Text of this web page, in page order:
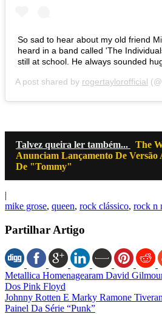
So sad to hear about my old friend
heard in a band called 'The
still at school. He always sounded
A post shared by rogertaylorofficial
Talvez queira ler também...
The
Anunciam Lançamento De Versão
De "Tommy"
mike grose, queen, rock clássico, rock n
Partilhar Artigo
Metallica Homenagearam David
Dos Pink Floyd
Johnny Rotten E Marky Ramone
Painel Da Série “Punk”